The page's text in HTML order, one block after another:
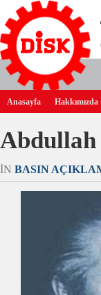
Anasayfa Hakkımızda
Abdullah
IN BASIN